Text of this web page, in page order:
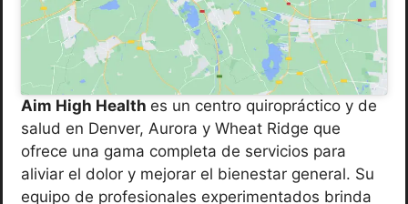
Aim High Health es un centro quiropráctico y de
salud en Denver, Aurora y Wheat Ridge que
ofrece una gama completa de servicios para
aliviar el dolor y mejorar el bienestar general. Su
equipo de profesionales experimentados brinda